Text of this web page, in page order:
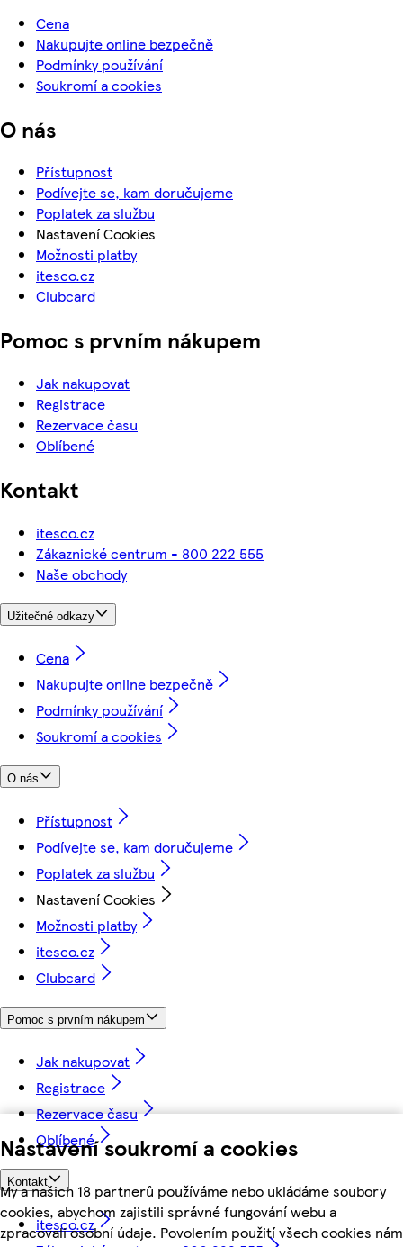
Nastavení soukromí a cookies
My a našich 18 partnerů používáme nebo ukládáme soubory
cookies, abychom zajistili správné fungování webu a
zpracovali osobní údaje. Povolením použití všech cookies nám
Cena
Nakupujte online bezpečně
Podmínky používání
Soukromí a cookies
O nás
Přístupnost
Podívejte se, kam doručujeme
Poplatek za službu
Nastavení Cookies
Možnosti platby
itesco.cz
Clubcard
Pomoc s prvním nákupem
Jak nakupovat
Registrace
Rezervace času
Oblíbené
Kontakt
itesco.cz
Zákaznické centrum - 800 222 555
Naše obchody
Užitečné odkazy
Cena
Nakupujte online bezpečně
Podmínky používání
Soukromí a cookies
O nás
Přístupnost
Podívejte se, kam doručujeme
Poplatek za službu
Nastavení Cookies
Možnosti platby
itesco.cz
Clubcard
Pomoc s prvním nákupem
Jak nakupovat
Registrace
Rezervace času
Oblíbené
Kontakt
itesco.cz